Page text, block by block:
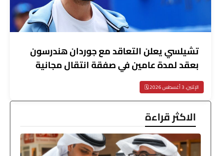
تشيلسي يعلن التعاقد مع جوردان هندرسون
بعقد لمدة عامين في صفقة انتقال مجانية
الإثنين، 3 أغسطس 2026 🗓️
الاكثر قراءة